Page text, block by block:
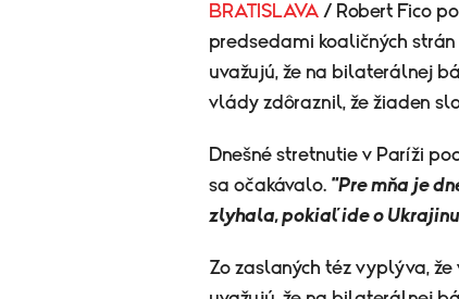
BRATISLAVA / Robert Fico
predsedami koaličných
uvažujú, že na bilaterálnej
vlády zdôraznil, že žiaden
Dnešné stretnutie v Paríži
sa očakávalo. "Pre mňa je
zlyhala, pokiaľ ide o
Zo zaslaných téz vyplýva,